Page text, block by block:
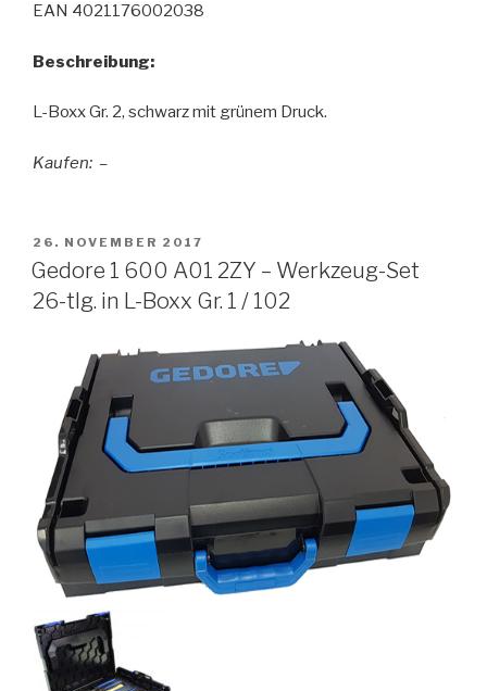
EAN 4021176002038
Beschreibung:
L-Boxx Gr. 2, schwarz mit grünem Druck.
Kaufen: –
VERÖFFENTLICHT
AM
26. NOVEMBER 2017
Gedore 1 600 A01 2ZY – Werkzeug-Set
26-tlg. in L-Boxx Gr. 1 / 102